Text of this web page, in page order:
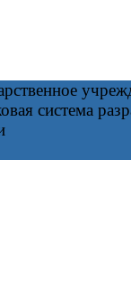
система